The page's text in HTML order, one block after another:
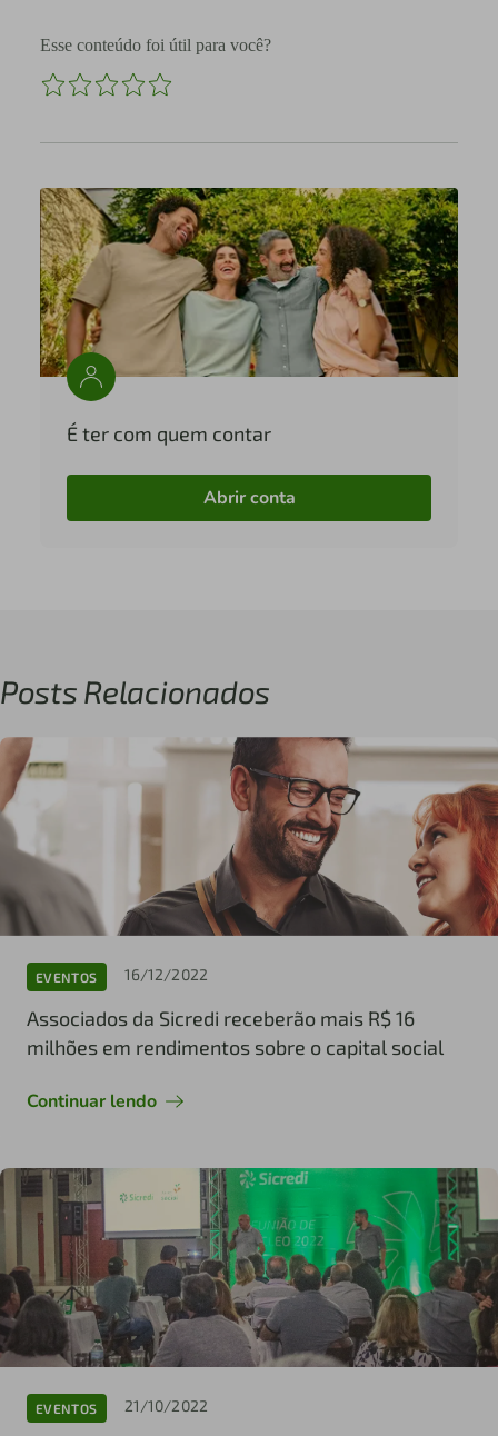
Esse conteúdo foi útil para você?
É ter com quem contar
Abrir conta
Posts Relacionados
EVENTOS 16/12/2022
Associados da Sicredi receberão mais R$ 16
milhões em rendimentos sobre o capital social
Continuar lendo
EVENTOS 21/10/2022